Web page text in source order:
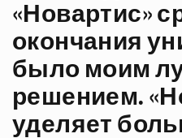
«Новартис»
окончания
было моим
решением.
уделяет